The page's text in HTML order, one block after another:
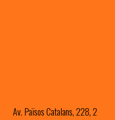
Av. Països Catalans, 228, 2